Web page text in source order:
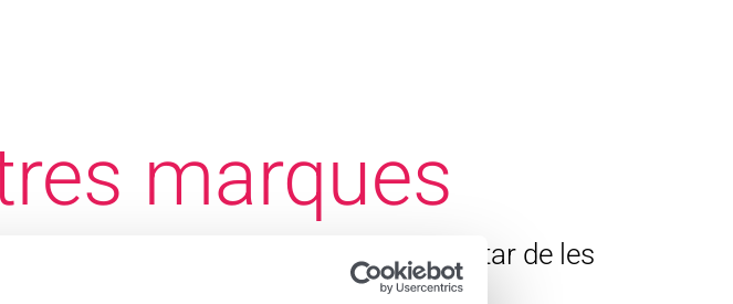
marques
que més importa: la salut i el benestar de les